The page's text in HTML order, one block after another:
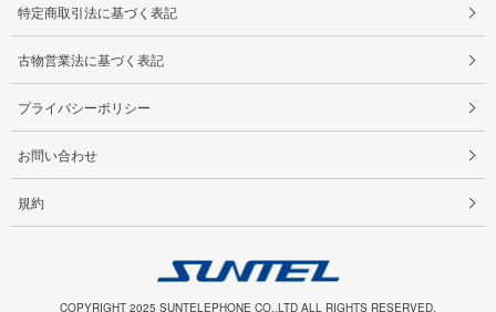
特定商取引法に基づく表記
古物営業法に基づく表記
プライバシーポリシー
お問い合わせ
規約
COPYRIGHT 2025 SUNTELEPHONE CO.,LTD ALL RIGHTS RESERVED.